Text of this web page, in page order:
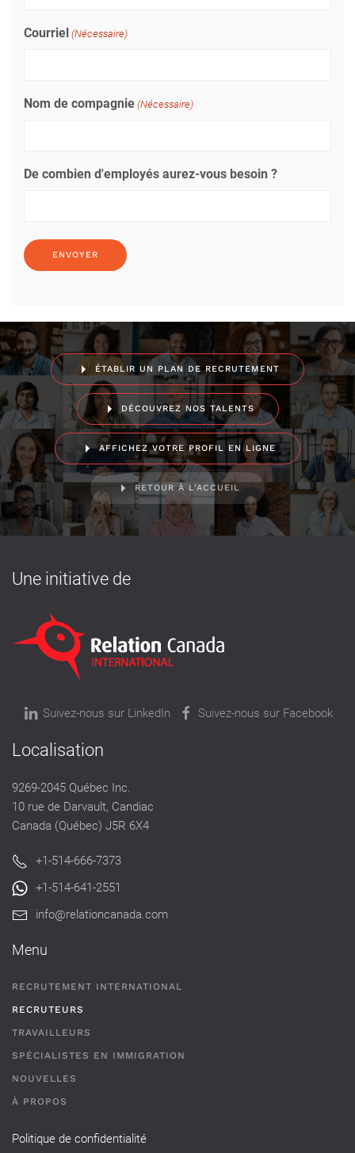
Courriel (Nécessaire)
Nom de compagnie (Nécessaire)
De combien d'employés aurez-vous besoin ?
ÉTABLIR UN PLAN DE RECRUTEMENT
DÉCOUVREZ NOS TALENTS
AFFICHEZ VOTRE PROFIL EN LIGNE
RETOUR À L'ACCUEIL
Une initiative de
Suivez-nous sur LinkedIn Suivez-nous sur Facebook
Localisation
9269-2045 Québec Inc.
10 rue de Darvault, Candiac
Canada (Québec) J5R 6X4
+1-514-666-7373
+1-514-641-2551
info@relationcanada.com
Menu
RECRUTEMENT INTERNATIONAL
RECRUTEURS
TRAVAILLEURS
SPÉCIALISTES EN IMMIGRATION
NOUVELLES
À PROPOS
Politique de confidentialité